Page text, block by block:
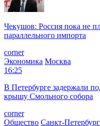
Чекушов: Россия пока не
параллельного импорта
corner
Экономика Москва
16:25
В Петербурге задержали
крышу Смольного собора
corner
Общество Санкт-Петербург